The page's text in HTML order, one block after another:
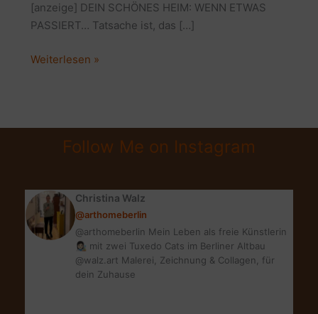
[anzeige] DEIN SCHÖNES HEIM: WENN ETWAS
PASSIERT… Tatsache ist, das […]
HAUSRAT
COSMOSDIREKT
RECHNER
Weiterlesen »
Follow Me on Instagram
Christina Walz
@arthomeberlin
@arthomeberlin Mein Leben als freie Künstlerin
👩🏻‍🎨 mit zwei Tuxedo Cats im Berliner Altbau
@walz.art Malerei, Zeichnung & Collagen, für
dein Zuhause